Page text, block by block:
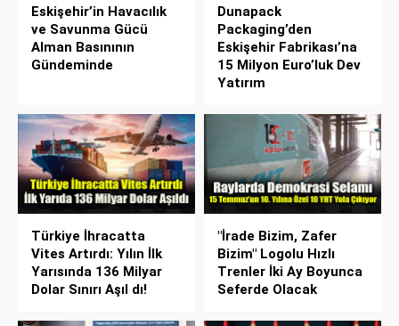
Eskişehir’in Havacılık
ve Savunma Gücü
Alman Basınının
Gündeminde
Dunapack
Packaging’den
Eskişehir Fabrikası’na
15 Milyon Euro’luk Dev
Yatırım
Türkiye İhracatta
Vites Artırdı: Yılın İlk
Yarısında 136 Milyar
Dolar Sınırı Aşıl dı!
"İrade Bizim, Zafer
Bizim" Logolu Hızlı
Trenler İki Ay Boyunca
Seferde Olacak